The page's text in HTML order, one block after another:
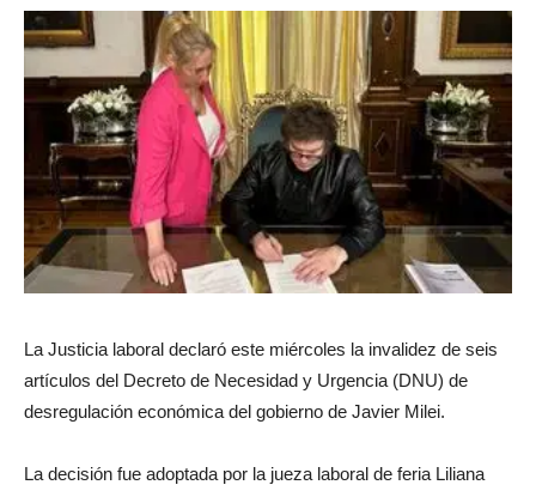
La Justicia laboral declaró este miércoles la invalidez de seis
artículos del Decreto de Necesidad y Urgencia (DNU) de
desregulación económica del gobierno de Javier Milei.
La decisión fue adoptada por la jueza laboral de feria Liliana